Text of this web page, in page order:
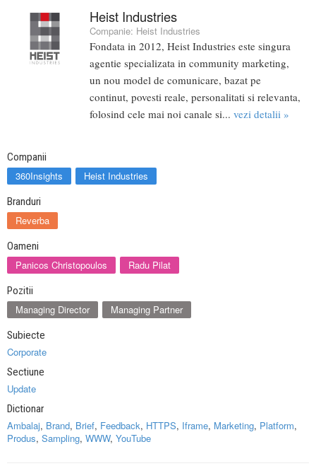
Heist Industries
Companie: Heist Industries
Fondata in 2012, Heist Industries este singura
agentie specializata in community marketing,
un nou model de comunicare, bazat pe
continut, povesti reale, personalitati si relevanta,
folosind cele mai noi canale si... vezi detalii »
Companii
360Insights Heist Industries
Branduri
Reverba
Oameni
Panicos Christopoulos Radu Pilat
Pozitii
Managing Director Managing Partner
Subiecte
Corporate
Sectiune
Update
Dictionar
Ambalaj, Brand, Brief, Feedback, HTTPS, Iframe, Marketing, Platform,
Produs, Sampling, WWW, YouTube